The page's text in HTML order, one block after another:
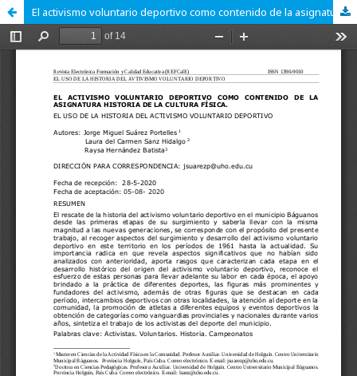
El activismo voluntario deportivo como contenido de la asignatura historia de la cultura física.